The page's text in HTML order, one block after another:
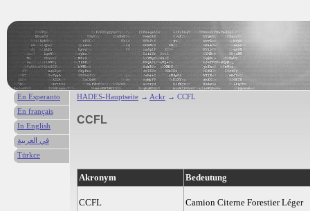
HADES-Hauptseite → Ackr → CCFL
CCFL
Akronym Bedeutung
CCFL Camion Citerne Forestier Léger
En Esperanto
En français
In English
في العربية
Türkce